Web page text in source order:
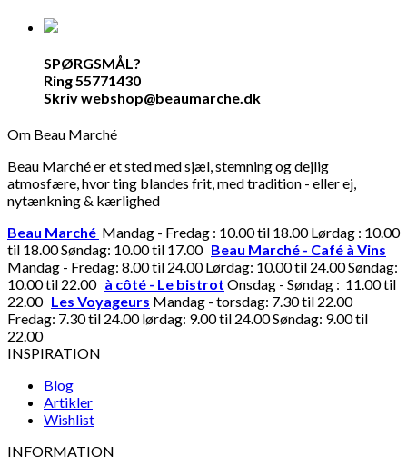
SPØRGSMÅL?
Ring 55771430
Skriv webshop@beaumarche.dk
Om Beau Marché
Beau Marché er et sted med sjæl, stemning og dejlig
atmosfære, hvor ting blandes frit, med tradition - eller ej,
nytænkning & kærlighed
Beau Marché Mandag - Fredag : 10.00 til 18.00 Lørdag : 10.00
til 18.00 Søndag: 10.00 til 17.00 Beau Marché - Café à Vins
Mandag - Fredag: 8.00 til 24.00 Lørdag: 10.00 til 24.00 Søndag:
10.00 til 22.00 à côté - Le bistrot Onsdag - Søndag : 11.00 til
22.00 Les Voyageurs Mandag - torsdag: 7.30 til 22.00
Fredag: 7.30 til 24.00 lørdag: 9.00 til 24.00 Søndag: 9.00 til
22.00
INSPIRATION
Blog
Artikler
Wishlist
INFORMATION